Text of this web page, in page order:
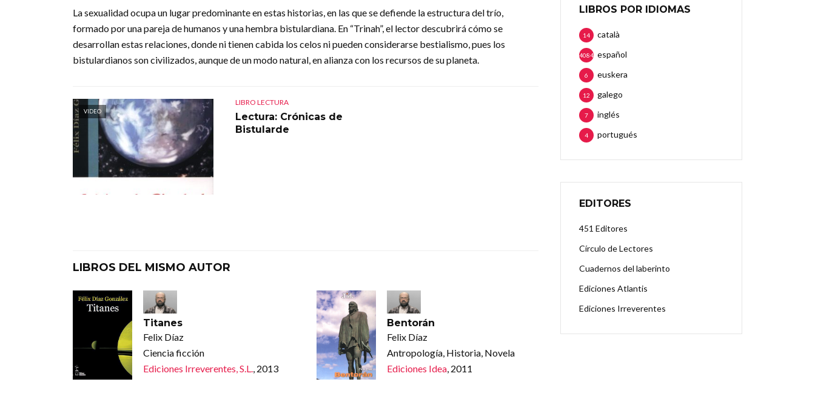
La sexualidad ocupa un lugar predominante en estas historias, en las que se defiende la estructura del trío,
formado por una pareja de humanos y una hembra bistulardiana. En “Trinah”, el lector descubrirá cómo se
desarrollan estas relaciones, donde ni tienen cabida los celos ni pueden considerarse bestialismo, pues los
bistulardianos son civilizados, aunque de un modo natural, en alianza con los recursos de su planeta.
VIDEO
LIBRO LECTURA
Lectura: Crónicas de
Bistularde
LIBROS DEL MISMO AUTOR
Titanes
Felix Díaz
Ciencia ficción
Ediciones Irreverentes, S.L., 2013
Bentorán
Felix Díaz
Antropología, Historia, Novela
Ediciones Idea, 2011
LIBROS POR IDIOMAS
català
14
español
4084
euskera
6
galego
12
inglés
7
portugués
4
EDITORES
451 Editores
Círculo de Lectores
Cuadernos del laberinto
Ediciones Atlantis
Ediciones Irreverentes